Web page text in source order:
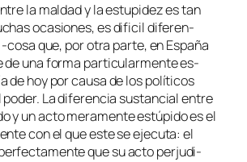
la mal­dad y la es­tu­pi­dez es tan
oca­sio­nes, es di­fi­cil di­fe­ren­
que, por otra par­te, enEspaña
de una for­ma par­ti­cu­lar­men­te es­
de hoy por cau­sa de los po­lí­ti­cos
po­der. La di­fe­ren­cia sus­tan­cial en­tre
y un ac­to me­ra­men­te es­tú­pi­do es el
con el que es­te se eje­cu­ta: el
que su ac­to per­ju­di­